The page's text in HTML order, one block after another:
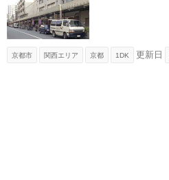
京都市 関西エリア 京都 1DK 更新日